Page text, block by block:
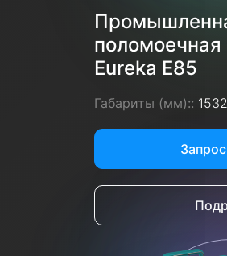
Eureka E85
Габариты (мм)::